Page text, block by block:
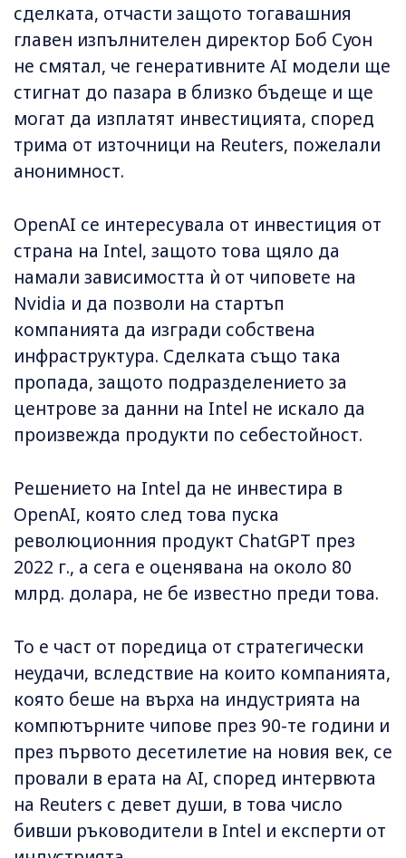
сделката, отчасти защото тогавашния
главен изпълнителен директор Боб Суон
не смятал, че генеративните AI модели ще
стигнат до пазара в близко бъдеще и ще
могат да изплатят инвестицията, според
трима от източници на Reuters, пожелали
анонимност.
OpenAI се интересувала от инвестиция от
страна на Intel, защото това щяло да
намали зависимостта ѝ от чиповете на
Nvidia и да позволи на стартъп
компанията да изгради собствена
инфраструктура. Сделката също така
пропада, защото подразделението за
центрове за данни на Intel не искало да
произвежда продукти по себестойност.
Решението на Intel да не инвестира в
OpenAI, която след това пуска
революционния продукт ChatGPT през
2022 г., а сега е оценявана на около 80
млрд. долара, не бе известно преди това.
То е част от поредица от стратегически
неудачи, вследствие на които компанията,
която беше на върха на индустрията на
компютърните чипове през 90-те години и
през първото десетилетие на новия век, се
провали в ерата на AI, според интервюта
на Reuters с девет души, в това число
бивши ръководители в Intel и експерти от